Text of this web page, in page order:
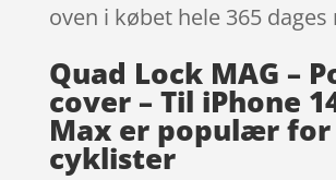
oven i købet hele 365
Quad Lock MAG –
cover – Til iPhone
Max er populær for
cyklister